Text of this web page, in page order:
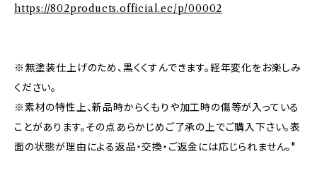
https://802products.official.ec/p/00002
※無塗装仕上げのため、黒くくすんできます。経年変化をお楽しみ
ください。
※素材の特性上、新品時からくもりや加工時の傷等が入っている
ことがあります。その点あらかじめご了承の上でご購入下さい。表
面の状態が理由による返品・交換・ご返金には応じられません。"